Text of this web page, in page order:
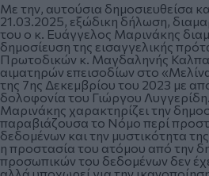
Με την, αυτούσια δημοσιευθείσα
21.03.2025, εξώδικη δήλωση,
του ο κ. Ευάγγελος Μαρινάκης
δημοσίευση της εισαγγελικής
Πρωτοδικών κ. Μαγδαληνής
αιματηρών επεισοδίων στο
της 7ης Δεκεμβρίου του 2023 με
δολοφονία του Γιώργου
Μαρινάκης χαρακτηρίζει την
παραβιάζουσα το Νόμο περί
δεδομένων και την μυστικότητα
η προστασία του ατόμου από την
προσωπικών του δεδομένων δεν